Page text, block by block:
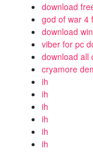
download
god of war 4
download
viber for pc
download all
cryamore
ih
ih
ih
ih
ih
ih